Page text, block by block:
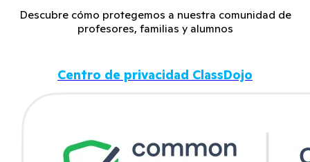
Descubre cómo protegemos a nuestra comunidad de
profesores, familias y alumnos
Centro de privacidad ClassDojo